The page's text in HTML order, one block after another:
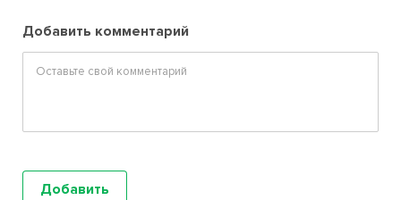
Добавить комментарий